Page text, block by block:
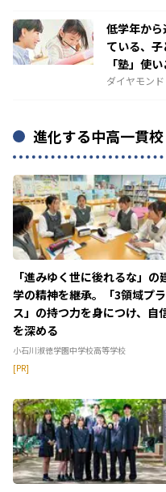
低学年か
ている、
「塾」使
ダイヤモン
進化する中高一貫
「進みゆく世に後れるな」の
学の精神を継承。「3領域プラ
ス」の持つ力を身につけ、自
を深める
小石川淑徳学園中学校高等学校
[PR]